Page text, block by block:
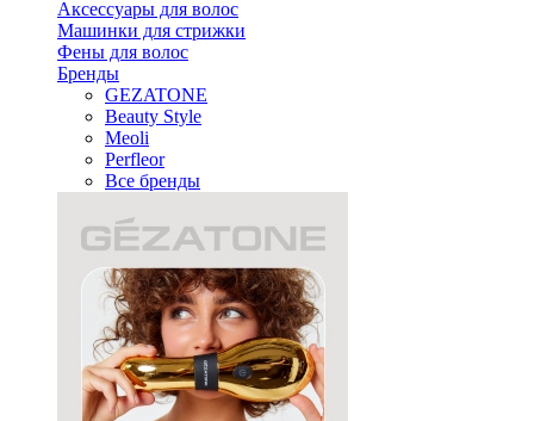
Аксессуары для волос
Машинки для стрижки
Фены для волос
Бренды
GEZATONE
Beauty Style
Meoli
Perfleor
Все бренды